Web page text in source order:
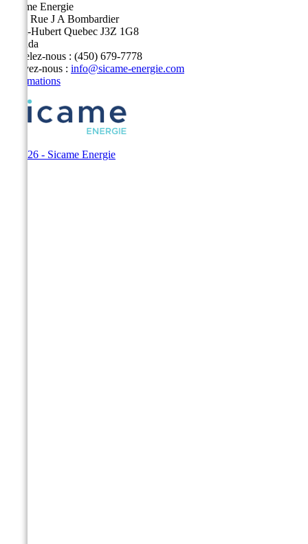
Sicame Energie
5400 Rue J A Bombardier
Saint-Hubert Quebec J3Z 1G8
Canada
Appelez-nous : (450) 679-7778
Écrivez-nous : info@sicame-energie.com
Informations
© 2026 - Sicame Energie